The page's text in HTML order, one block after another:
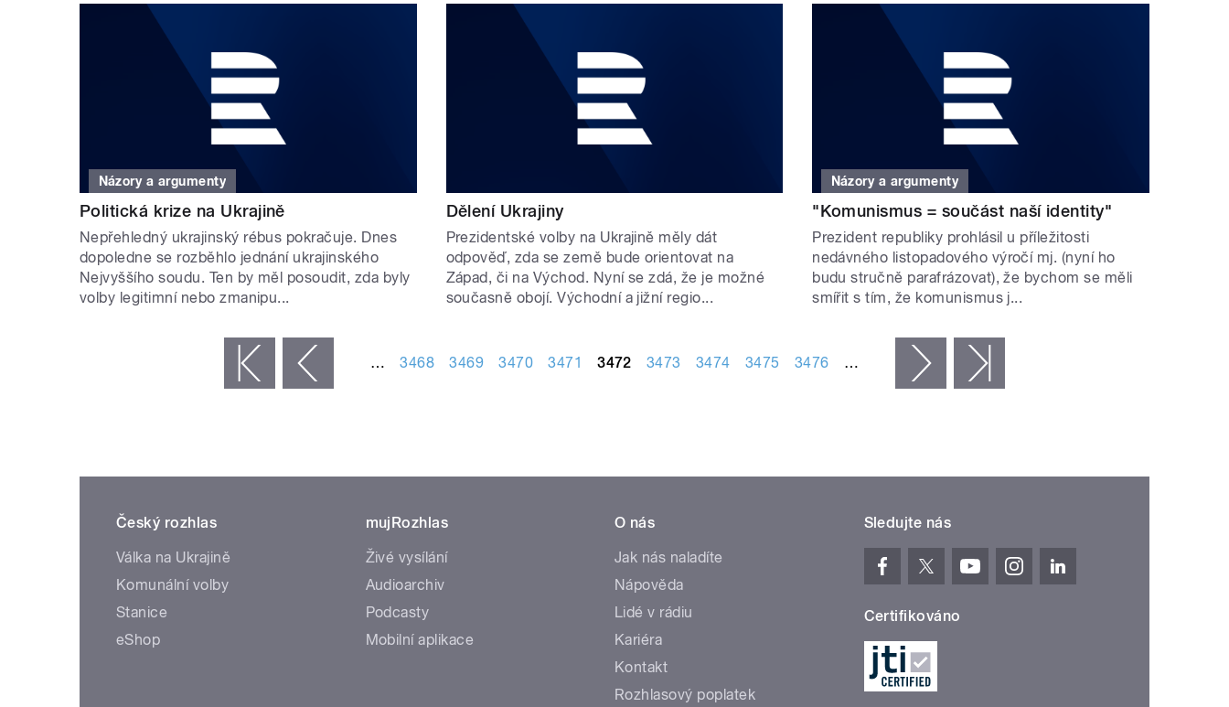
Názory a argumenty
Politická krize na Ukrajině
Nepřehledný ukrajinský rébus pokračuje. Dnes
dopoledne se rozběhlo jednání ukrajinského
Nejvyššího soudu. Ten by měl posoudit, zda byly
volby legitimní nebo zmanipu...
Dělení Ukrajiny
Prezidentské volby na Ukrajině měly dát
odpověď, zda se země bude orientovat na
Západ, či na Východ. Nyní se zdá, že je možné
současně obojí. Východní a jižní regio...
Názory a argumenty
"Komunismus = součást naší identity"
Prezident republiky prohlásil u příležitosti
nedávného listopadového výročí mj. (nyní ho
budu stručně parafrázovat), že bychom se měli
smířit s tím, že komunismus j...
‹ předchozí … 3468 3469 3470 3471 3472 3473 3474 3475 3476 … následující ›
Český rozhlas
Válka na Ukrajině
Komunální volby
Stanice
eShop
mujRozhlas
Živé vysílání
Audioarchiv
Podcasty
Mobilní aplikace
O nás
Jak nás naladíte
Nápověda
Lidé v rádiu
Kariéra
Kontakt
Rozhlasový poplatek
Sledujte nás
Certifikováno